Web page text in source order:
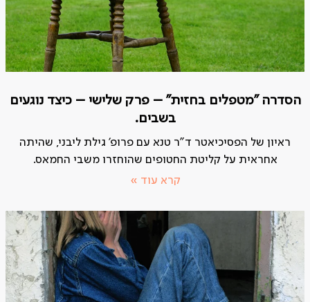
הסדרה "מטפלים בחזית" – פרק שלישי – כיצד נוגעים
בשבים.
ראיון של הפסיכיאטר ד"ר טנא עם פרופ' גילת ליבני, שהיתה
אחראית על קליטת החטופים שהוחזרו משבי החמאס.
קרא עוד »